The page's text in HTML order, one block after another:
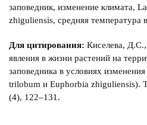
заповедник, изменение климата,
zhiguliensis, средняя температура
Для цитирования: Киселева,
явления в жизни растений на
заповедника в условиях
trilobum и Euphorbia zhiguliensis).
(4), 122–131.